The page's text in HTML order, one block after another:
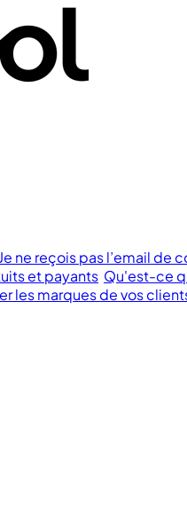
Je ne reçois pas l’email de
et payants Qu'est-ce
les marques de vos